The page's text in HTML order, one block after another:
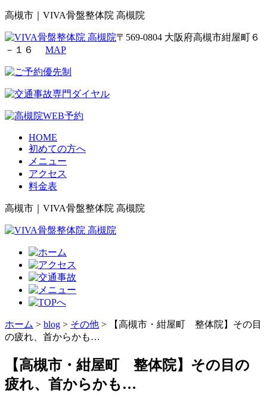
高槻市｜VIVA骨盤整体院 高槻院
〒569-0804 大阪府高槻市紺屋町６
－１６ MAP
HOME
初めての方へ
メニュー
アクセス
料金表
高槻市｜VIVA骨盤整体院 高槻院
ホーム > blog > その他 >
【高槻市・紺屋町 整体院】その目
の疲れ、首からかも…
【高槻市・紺屋町 整体院】その目の
疲れ、首からかも…